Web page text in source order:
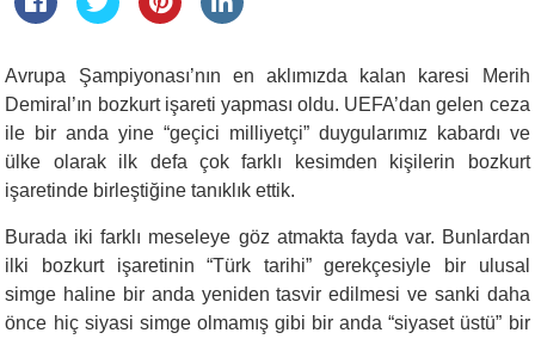
Avrupa Şampiyonası’nın en aklımızda kalan karesi Merih
Demiral’ın bozkurt işareti yapması oldu. UEFA’dan gelen ceza
ile bir anda yine “geçici milliyetçi” duygularımız kabardı ve
ülke olarak ilk defa çok farklı kesimden kişilerin bozkurt
işaretinde birleştiğine tanıklık ettik.
Burada iki farklı meseleye göz atmakta fayda var. Bunlardan
ilki bozkurt işaretinin “Türk tarihi” gerekçesiyle bir ulusal
simge haline bir anda yeniden tasvir edilmesi ve sanki daha
önce hiç siyasi simge olmamış gibi bir anda “siyaset üstü” bir